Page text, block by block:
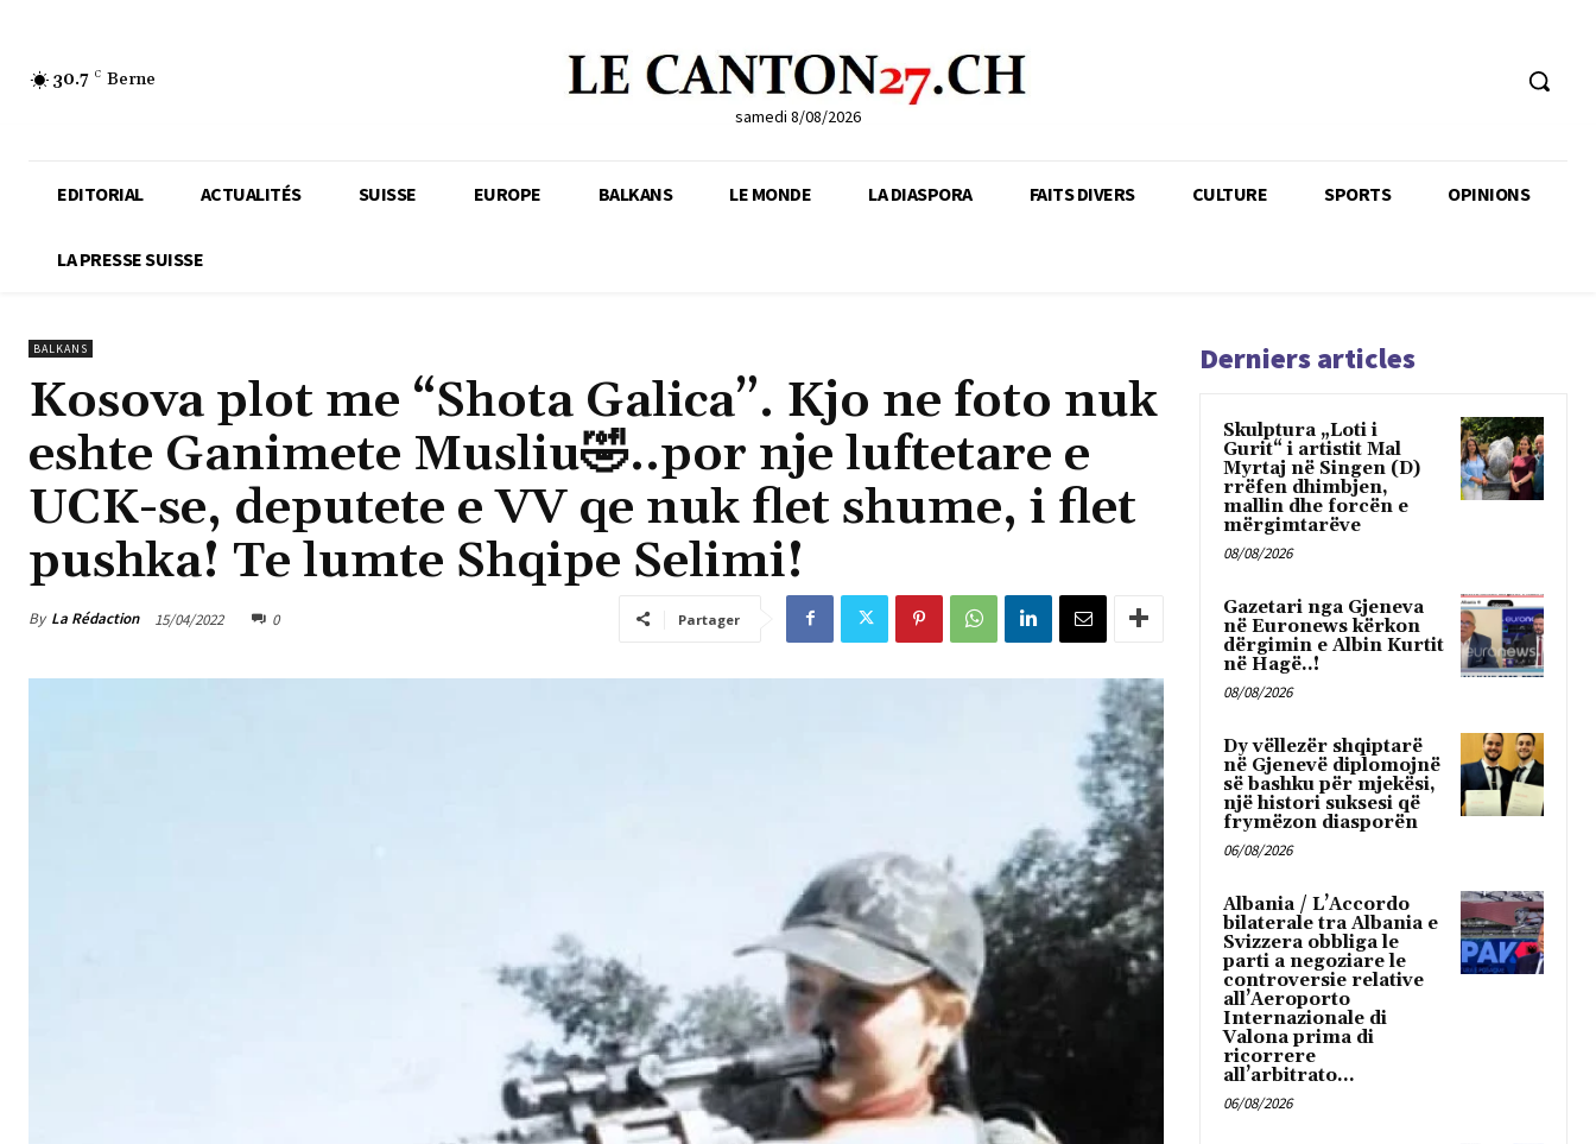
30.7 C Berne
samedi 8/08/2026
EDITORIAL ACTUALITÉS SUISSE EUROPE BALKANS LE MONDE LA DIASPORA FAITS DIVERS CULTURE SPORTS OPINIONS
LA PRESSE SUISSE
BALKANS
Kosova plot me “Shota Galica”. Kjo ne foto nuk
eshte Ganimete Musliu🤣..por nje luftetare e
UCK-se, deputete e VV qe nuk flet shume, i flet
pushka! Te lumte Shqipe Selimi!
By La Rédaction 15/04/2022 0 Partager
Derniers articles
Skulptura „Loti i
Gurit“ i artistit Mal
Myrtaj në Singen (D)
rrëfen dhimbjen,
mallin dhe forcën e
mërgimtarëve
08/08/2026
Gazetari nga Gjeneva
në Euronews kërkon
dërgimin e Albin Kurtit
në Hagë..!
08/08/2026
Dy vëllezër shqiptarë
në Gjenevë diplomojnë
së bashku për mjekësi,
një histori suksesi që
frymëzon diasporën
06/08/2026
Albania / L’Accordo
bilaterale tra Albania e
Svizzera obbliga le
parti a negoziare le
controversie relative
all’Aeroporto
Internazionale di
Valona prima di
ricorrere
all’arbitrato...
06/08/2026